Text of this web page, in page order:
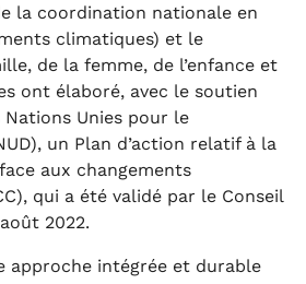
la coordination nationale en
climatiques) et le
de la femme, de l’enfance et
ont élaboré, avec le soutien
Unies pour le
un Plan d’action relatif à la
aux changements
qui a été validé par le Conseil
2022.
approche intégrée et durable